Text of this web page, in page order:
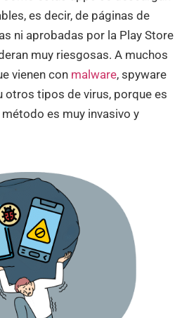
es decir, de páginas de
ni aprobadas por la Play Store
muy riesgosas. A muchos
vienen con malware, spyware
otros tipos de virus, porque es
es muy invasivo y